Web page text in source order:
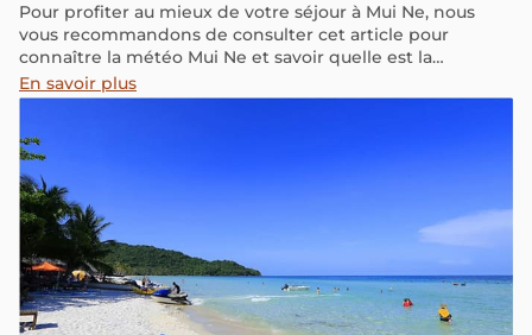
Pour profiter au mieux de votre séjour à Mui Ne, nous
vous recommandons de consulter cet article pour
connaître la météo Mui Ne et savoir quelle est la
meilleure période pour profiter au maximum de vos
vacances à Mui Ne !
En savoir plus